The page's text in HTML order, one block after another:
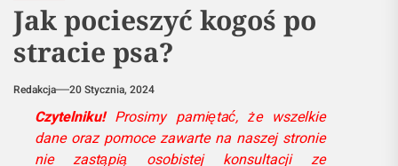
Jak pocieszyć kogoś po
stracie psa?
Redakcja 20 Stycznia, 2024
Czytelniku!Prosimy pamiętać, że wszelkie
dane oraz pomoce zawarte na naszej stronie
nie zastąpią osobistej konsultacji ze